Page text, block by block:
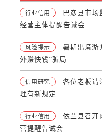
行业信用
巴彦县市场
经营主体提醒告诫会
风险提示
暑期出境游
外赚快钱”骗局
信用研究
各位老板请
理有新规定
行业信用
依兰县召开
营提醒告诫会